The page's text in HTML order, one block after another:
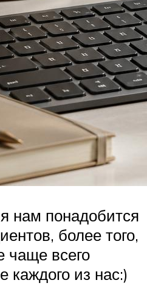
нам понадобится
более того,
чаще всего
каждого из нас:)